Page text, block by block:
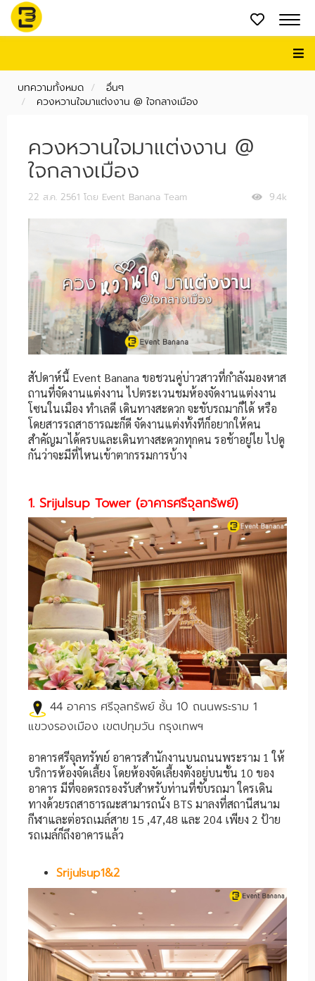
บทความทั้งหมด
อื่นๆ
ควงหวานใจมาแต่งงาน @ ใจกลางเมือง
ควงหวานใจมาแต่งงาน @
ใจกลางเมือง
9.4k
22 ส.ค. 2561 โดย Event Banana Team
สัปดาห์นี้ Event Banana ขอชวนคู่บ่าวสาวที่กำลังมองหาส
ถานที่จัดงานแต่งงาน ไปตระเวนชมห้องจัดงานแต่งงาน
โซนในเมือง ทำเลดี เดินทางสะดวก จะขับรถมาก็ได้ หรือ
โดยสารรถสาธารณะก็ดี จัดงานแต่งทั้งทีก็อยากให้คน
สำคัญมาได้ครบและเดินทางสะดวกทุกคน รอช้าอยู่ไย ไปดู
กันว่าจะมีที่ไหนเข้าตากรรมการบ้าง
1. Srijulsup Tower (อาคารศรีจุลทรัพย์)
44 อาคาร ศรีจุลทรัพย์ ชั้น 10 ถนนพระราม 1
แขวงรองเมือง เขตปทุมวัน กรุงเทพฯ
อาคารศรีจุลทรัพย์ อาคารสำนักงานบนถนนพระราม 1 ให้
บริการห้องจัดเลี้ยง โดยห้องจัดเลี้ยงตั้งอยู่บนชั้น 10 ของ
อาคาร มีที่จอดรถรองรับสำหรับท่านที่ขับรถมา ใครเดิน
ทางด้วยรถสาธารณะสามารถนั่ง BTS มาลงที่สถานีสนาม
กีฬาและต่อรถเมล์สาย 15 ,47,48 และ 204 เพียง 2 ป้าย
รถเมล์ก็ถึงอาคารแล้ว
Srijulsup1&2